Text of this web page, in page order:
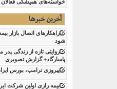
خواسته‌های همیشگی فعالان
آخرین خبرها
راهکارهای اتصال بازار
شود
روایتی تازه از زندگی پدر
پاسارگاد+ گزارش تصویری
پیروزی ترامپ، بورس
بیمه رازی اولین شرکت